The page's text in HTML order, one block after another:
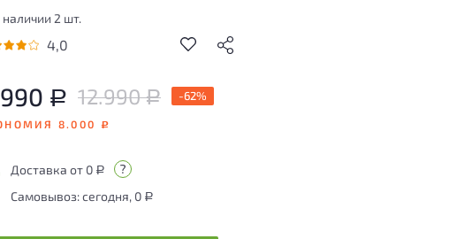
наличии 2 шт.
4,0
Р 12.990Р -62%
8.000 Р
Доставка от 0 Р
Самовывоз: сегодня, 0 Р